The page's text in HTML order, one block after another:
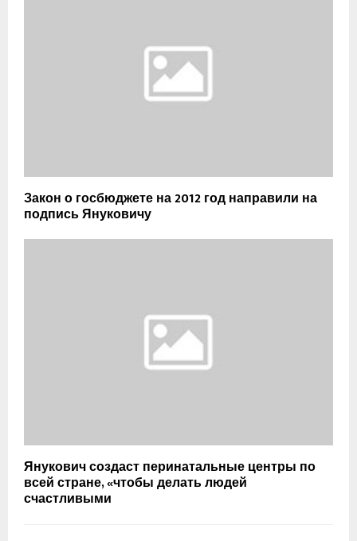
Закон о госбюджете на 2012 год направили на
подпись Януковичу
Янукович создаст перинатальные центры по
всей стране, «чтобы делать людей
счастливыми